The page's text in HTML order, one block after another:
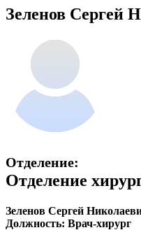
Зеленов Сергей
Отделение:
Отделение
Зеленов Сергей
Должность: Врач-хирург